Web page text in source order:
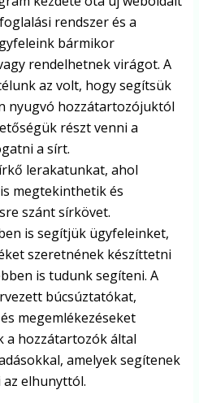
rendszer és a
bármikor
rendelhetnek virágot. A
az volt, hogy segítsük
nyugvó hozzátartozójuktól
részt venni a
a sírt.
lerakatunkat, ahol
megtekinthetik és
szánt sírkövet.
is segítjük ügyfeleinket,
szeretnének készíttetni
is tudunk segíteni. A
búcsúztatókat,
megemlékezéseket
a hozzátartozók által
amelyek segítenek
elhunyttól.